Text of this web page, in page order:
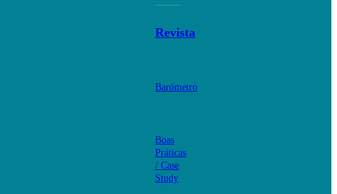
Revista
Barómetro
Boas
Práticas
/ Case
Study